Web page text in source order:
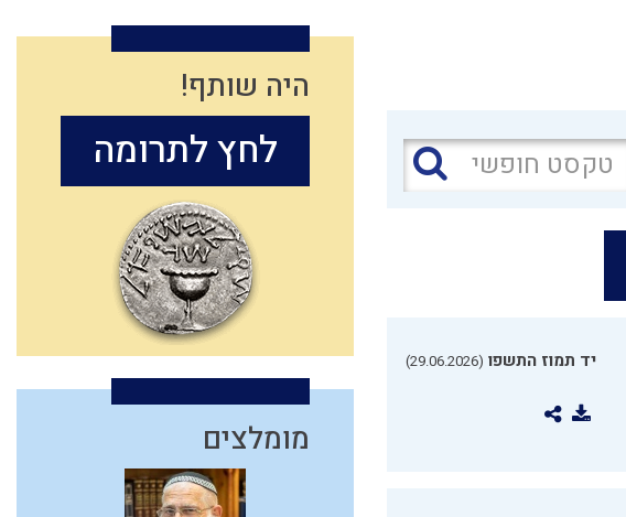
יד תמוז התשפו (29.06.2026)
היה שותף!
לחץ לתרומה
מומלצים